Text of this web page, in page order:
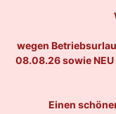
wegen
08.08.26 sowie
Einen